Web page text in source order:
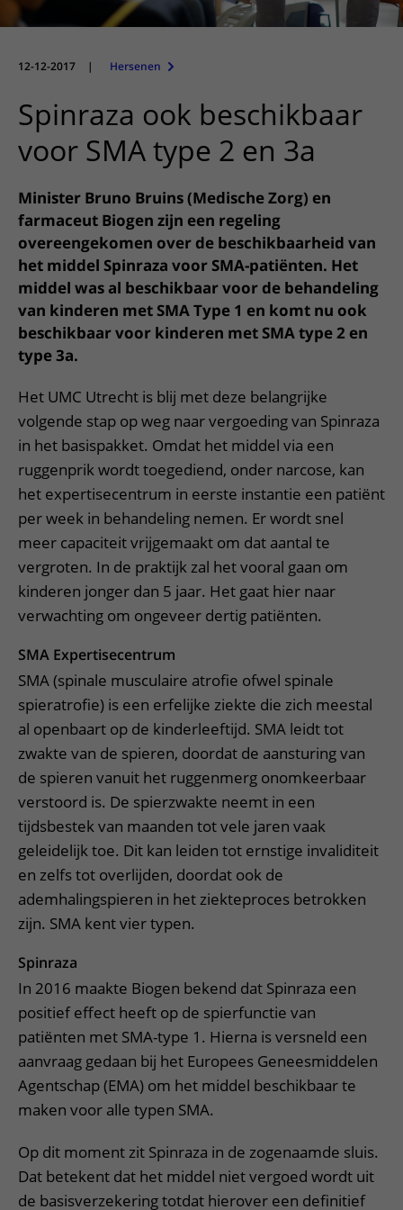
Onderzoeken en diagnostiek
Bloedprikken
Bezoektijden
Wijzigen patiëntgegevens
Mijn UMC Utrecht patiëntportaal
Faciliteiten en voorzieningen
Route naar het ziekenhuis
Contact met polikliniek
Contact met verpleegafdeling
Teleconsult aanvragen
Diagnostiek aanvragen
Research
Onderwijs
Werken bij het UMC Utrecht
12-12-2017 | Hersenen
Spinraza ook beschikbaar
voor SMA type 2 en 3a
Minister Bruno Bruins (Medische Zorg) en
farmaceut Biogen zijn een regeling
overeengekomen over de beschikbaarheid van
het middel Spinraza voor SMA-patiënten. Het
middel was al beschikbaar voor de behandeling
van kinderen met SMA Type 1 en komt nu ook
beschikbaar voor kinderen met SMA type 2 en
type 3a.
Het UMC Utrecht is blij met deze belangrijke
volgende stap op weg naar vergoeding van Spinraza
in het basispakket. Omdat het middel via een
ruggenprik wordt toegediend, onder narcose, kan
het expertisecentrum in eerste instantie een patiënt
per week in behandeling nemen. Er wordt snel
meer capaciteit vrijgemaakt om dat aantal te
vergroten. In de praktijk zal het vooral gaan om
kinderen jonger dan 5 jaar. Het gaat hier naar
verwachting om ongeveer dertig patiënten.
SMA Expertisecentrum
SMA (spinale musculaire atrofie ofwel spinale
spieratrofie) is een erfelijke ziekte die zich meestal
al openbaart op de kinderleeftijd. SMA leidt tot
zwakte van de spieren, doordat de aansturing van
de spieren vanuit het ruggenmerg onomkeerbaar
verstoord is. De spierzwakte neemt in een
tijdsbestek van maanden tot vele jaren vaak
geleidelijk toe. Dit kan leiden tot ernstige invaliditeit
en zelfs tot overlijden, doordat ook de
ademhalingspieren in het ziekteproces betrokken
zijn. SMA kent vier typen.
Spinraza
In 2016 maakte Biogen bekend dat Spinraza een
positief effect heeft op de spierfunctie van
patiënten met SMA-type 1. Hierna is versneld een
aanvraag gedaan bij het Europees Geneesmiddelen
Agentschap (EMA) om het middel beschikbaar te
maken voor alle typen SMA.
Op dit moment zit Spinraza in de zogenaamde sluis.
Dat betekent dat het middel niet vergoed wordt uit
de basisverzekering totdat hierover een definitief